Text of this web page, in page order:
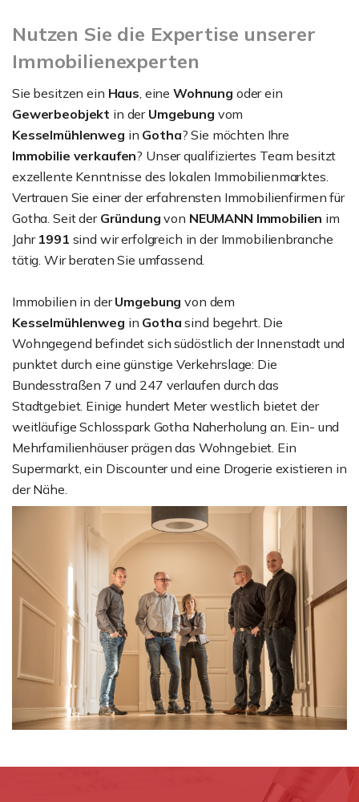
Nutzen Sie die Expertise unserer
Immobilienexperten
Sie besitzen ein Haus, eine Wohnung oder ein
Gewerbeobjekt in der Umgebung vom
Kesselmühlenweg in Gotha? Sie möchten Ihre
Immobilie verkaufen? Unser qualifiziertes Team besitzt
exzellente Kenntnisse des lokalen Immobilienmarktes.
Vertrauen Sie einer der erfahrensten Immobilienfirmen für
Gotha. Seit der Gründungvon NEUMANN Immobilien im
Jahr 1991 sind wir erfolgreich in der Immobilienbranche
tätig. Wir beraten Sie umfassend.
Immobilien in derUmgebung von dem
Kesselmühlenweg in Gothasind begehrt. Die
Wohngegend befindet sich südöstlich der Innenstadt und
punktet durch eine günstige Verkehrslage: Die
Bundesstraßen 7 und 247 verlaufen durch das
Stadtgebiet. Einige hundert Meter westlich bietet der
weitläufige Schlosspark Gotha Naherholung an. Ein- und
Mehrfamilienhäuser prägen das Wohngebiet. Ein
Supermarkt, ein Discounter und eine Drogerie existieren in
der Nähe.